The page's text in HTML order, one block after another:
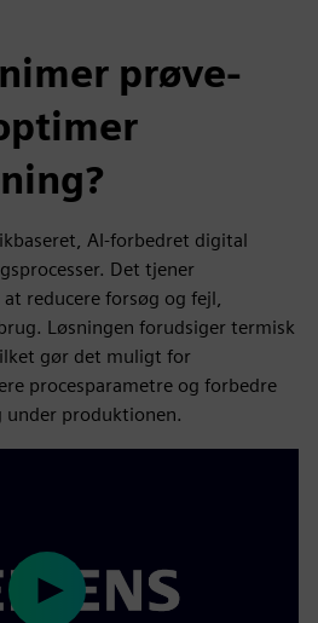
prøve-
AI-forbedret digital
Det tjener
reducere forsøg og fejl,
Løsningen forudsiger termisk
gør det muligt for
procesparametre og forbedre
produktionen.
Play